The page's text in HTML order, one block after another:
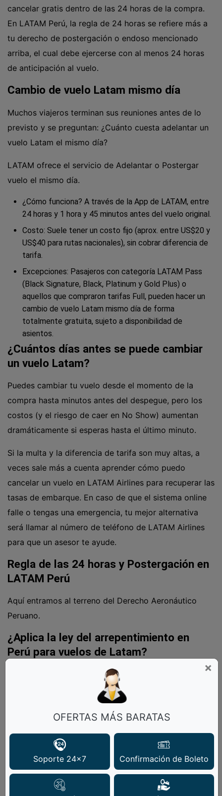
cancelar gratis dentro de las 24 horas de la compra.
En LATAM Perú, la regla de 24 horas se refiere más a
tu derecho de postergación o endoso mencionado
arriba, el cual debe ejercerse con al menos 24 horas
de anticipación al vuelo.
Cambio de vuelo Latam mismo día
Muchos viajeros terminan sus reuniones antes de lo
previsto y se preguntan: ¿Cuánto cuesta adelantar un
vuelo Latam el mismo día?
LATAM ofrece el servicio de Adelantar o Postergar
vuelo el mismo día.
¿Cómo funciona? A través de la App de LATAM, entre
24 horas y 1 hora y 45 minutos antes del vuelo original.
Costo: Suele tener un costo fijo (aprox. entre US$20 y
US$40 para rutas nacionales), sin cobrar diferencia de
tarifa.
Excepciones: Pasajeros con categoría LATAM Pass
(Black Signature, Black, Platinum y Gold Plus) o
aquellos que compraron tarifas Full, pueden hacer un
cambio de vuelo Latam mismo día de forma
totalmente gratuita, sujeto a disponibilidad de
asientos.
¿Cuántos días antes se puede cambiar
un vuelo Latam?
Puedes cambiar tu vuelo desde el momento de la
compra hasta minutos antes del despegue, pero los
costos (y el riesgo de caer en No Show) aumentan
dramáticamente si esperas hasta el último minuto.
Si la multa y la diferencia de tarifa son muy altas, a
veces sale más a cuenta aprender cómo puedo
cancelar un vuelo en LATAM Airlines para recuperar las
tasas de embarque. En caso de que el sistema online
falle o tengas una emergencia, tu mejor alternativa
será llamar al número de teléfono de LATAM Airlines
para que un asesor te ayude.
Regla de las 24 horas y Postergación en
LATAM Perú
Aquí entramos al terreno del Derecho Aeronáutico
Peruano.
¿Aplica la ley del arrepentimiento en
Perú para vuelos de Latam?
En países como Estados Unidos, el DOT exige una
regla de 24 horas para cancelar un vuelo gratis tras la
compra. En Perú, no existe una "ley del
arrepentimiento" general para compras aéreas que te
permita cancelar y recibir tu dinero de vuelta a las
pocas horas de comprar.
Sin embargo, el Código de Protección y Defensa del
Consumidor en Perú (Ley 29571) protege fuertemente
×
OFERTAS MÁS BARATAS
Soporte 24x7 Confirmación de Boleto